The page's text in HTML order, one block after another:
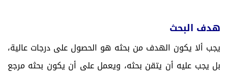
هدف البحث
يجب ألا يكون الهدف من بحثه هو الحصول على درجات عالية،
بل يجب عليه أن يتقن بحثه، ويعمل على أن يكون بحثه مرجع